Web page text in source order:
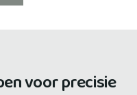
voor precisie